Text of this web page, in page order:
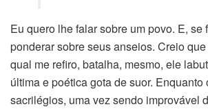
Eu quero lhe falar sobre um povo. E, se
ponderar sobre seus anseios. Creio
qual me refiro, batalha, mesmo, ele
última e poética gota de suor. Enquanto
sacrilégios, uma vez sendo improvável